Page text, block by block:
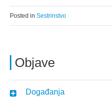
Objave
Događanja
Posted in Sestrinstvo